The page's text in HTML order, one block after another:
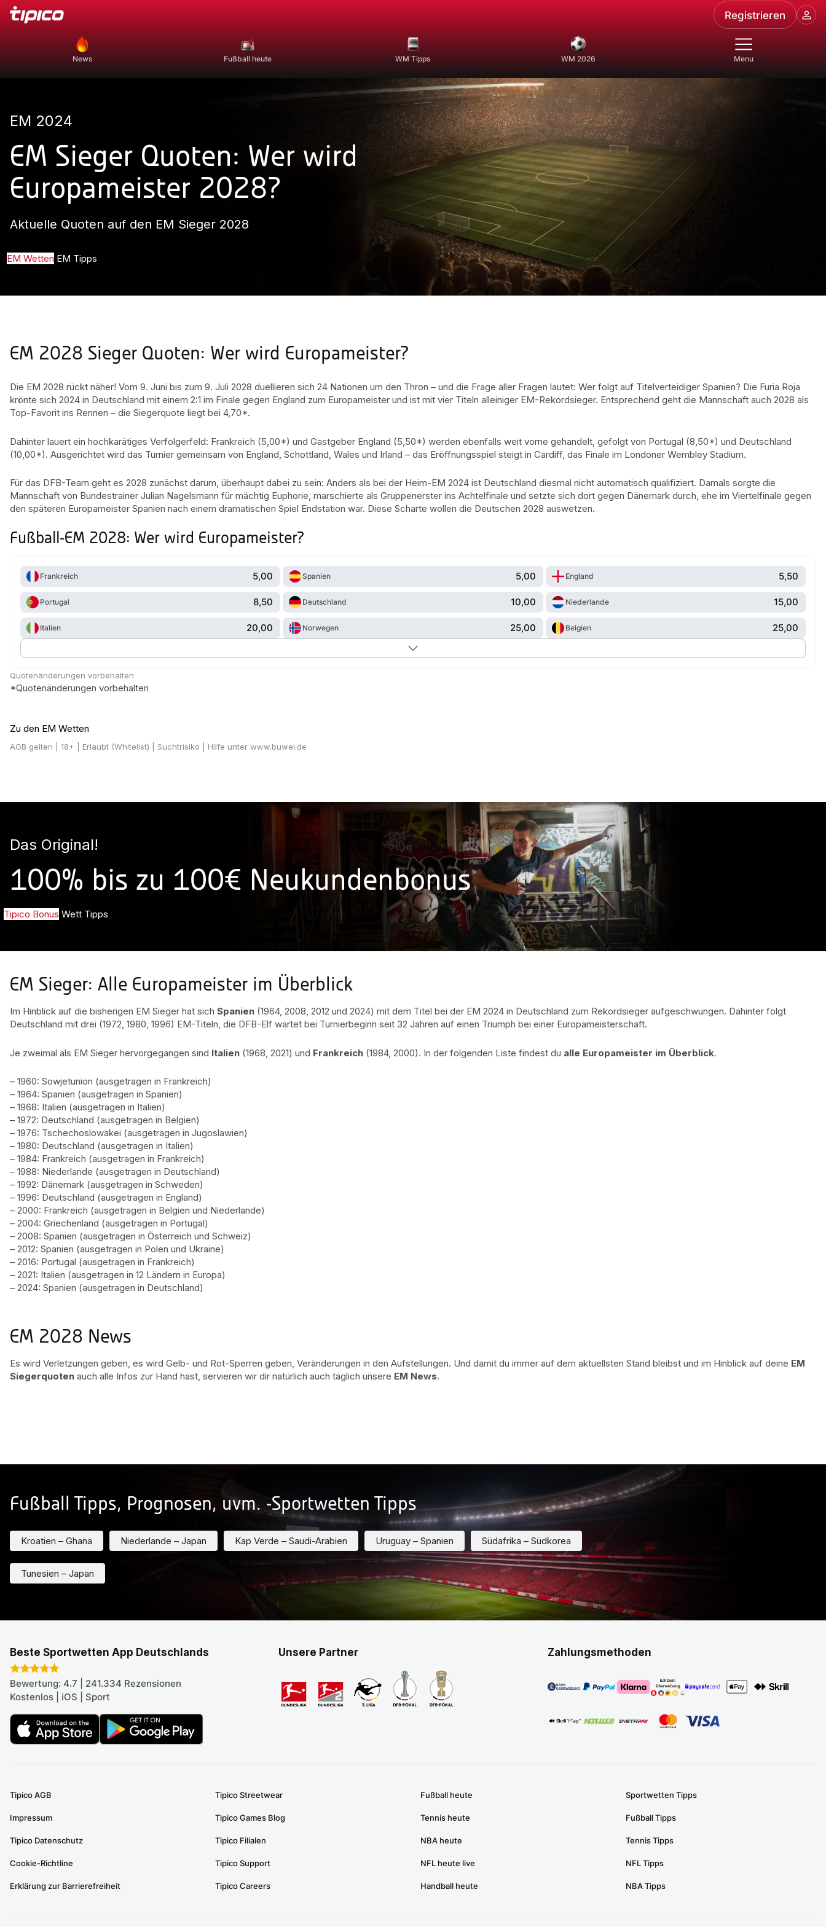
Registrieren
News Fußball heute WM Tipps WM 2026 Menu
EM 2024
EM Sieger Quoten: Wer wird
Europameister 2028?
Aktuelle Quoten auf den EM Sieger 2028
EM Wetten EM Tipps
EM 2028 Sieger Quoten: Wer wird Europameister?
Die EM 2028 rückt näher! Vom 9. Juni bis zum 9. Juli 2028 duellieren sich 24 Nationen um den Thron – und die Frage aller Fragen lautet: Wer folgt auf Titelverteidiger Spanien? Die Furia Roja
krönte sich 2024 in Deutschland mit einem 2:1 im Finale gegen England zum Europameister und ist mit vier Titeln alleiniger EM-Rekordsieger. Entsprechend geht die Mannschaft auch 2028 als
Top-Favorit ins Rennen – die Siegerquote liegt bei 4,70*.
Dahinter lauert ein hochkarätiges Verfolgerfeld: Frankreich (5,00*) und Gastgeber England (5,50*) werden ebenfalls weit vorne gehandelt, gefolgt von Portugal (8,50*) und Deutschland
(10,00*). Ausgerichtet wird das Turnier gemeinsam von England, Schottland, Wales und Irland – das Eröffnungsspiel steigt in Cardiff, das Finale im Londoner Wembley Stadium.
Für das DFB-Team geht es 2028 zunächst darum, überhaupt dabei zu sein: Anders als bei der Heim-EM 2024 ist Deutschland diesmal nicht automatisch qualifiziert. Damals sorgte die
Mannschaft von Bundestrainer Julian Nagelsmann für mächtig Euphorie, marschierte als Gruppenerster ins Achtelfinale und setzte sich dort gegen Dänemark durch, ehe im Viertelfinale gegen
den späteren Europameister Spanien nach einem dramatischen Spiel Endstation war. Diese Scharte wollen die Deutschen 2028 auswetzen.
Fußball-EM 2028: Wer wird Europameister?
Frankreich 5,00 Spanien 5,00 England 5,50
Portugal 8,50 Deutschland 10,00 Niederlande 15,00
Italien 20,00 Norwegen 25,00 Belgien 25,00
Quotenänderungen vorbehalten
*Quotenänderungen vorbehalten
Zu den EM Wetten
AGB gelten | 18+ | Erlaubt (Whitelist) | Suchtrisiko | Hilfe unter www.buwei.de
Das Original!
100% bis zu 100€ Neukundenbonus
Tipico Bonus Wett Tipps
EM Sieger: Alle Europameister im Überblick
Im Hinblick auf die bisherigen EM Sieger hat sich Spanien (1964, 2008, 2012 und 2024) mit dem Titel bei der EM 2024 in Deutschland zum Rekordsieger aufgeschwungen. Dahinter folgt
Deutschland mit drei (1972, 1980, 1996) EM-Titeln, die DFB-Elf wartet bei Turnierbeginn seit 32 Jahren auf einen Triumph bei einer Europameisterschaft.
Je zweimal als EM Sieger hervorgegangen sind Italien (1968, 2021) und Frankreich (1984, 2000). In der folgenden Liste findest du alle Europameister im Überblick.
– 1960: Sowjetunion (ausgetragen in Frankreich)
– 1964: Spanien (ausgetragen in Spanien)
– 1968: Italien (ausgetragen in Italien)
– 1972: Deutschland (ausgetragen in Belgien)
– 1976: Tschechoslowakei (ausgetragen in Jugoslawien)
– 1980: Deutschland (ausgetragen in Italien)
– 1984: Frankreich (ausgetragen in Frankreich)
– 1988: Niederlande (ausgetragen in Deutschland)
– 1992: Dänemark (ausgetragen in Schweden)
– 1996: Deutschland (ausgetragen in England)
– 2000: Frankreich (ausgetragen in Belgien und Niederlande)
– 2004: Griechenland (ausgetragen in Portugal)
– 2008: Spanien (ausgetragen in Österreich und Schweiz)
– 2012: Spanien (ausgetragen in Polen und Ukraine)
– 2016: Portugal (ausgetragen in Frankreich)
– 2021: Italien (ausgetragen in 12 Ländern in Europa)
– 2024: Spanien (ausgetragen in Deutschland)
EM 2028 News
Es wird Verletzungen geben, es wird Gelb- und Rot-Sperren geben, Veränderungen in den Aufstellungen. Und damit du immer auf dem aktuellsten Stand bleibst und im Hinblick auf deine EM
Siegerquoten auch alle Infos zur Hand hast, servieren wir dir natürlich auch täglich unsere EM News.
Fußball Tipps, Prognosen, uvm. -Sportwetten Tipps
Kroatien – Ghana Niederlande – Japan Kap Verde – Saudi-Arabien Uruguay – Spanien Südafrika – Südkorea
Tunesien – Japan
Beste Sportwetten App Deutschlands
Bewertung: 4.7 | 241.334 Rezensionen
Kostenlos | iOS | Sport
Unsere Partner Zahlungsmethoden
Tipico AGB
Impressum
Tipico Datenschutz
Cookie-Richtline
Erklärung zur Barrierefreiheit
Tipico Streetwear
Tipico Games Blog
Tipico Filialen
Tipico Support
Tipico Careers
Fußball heute
Tennis heute
NBA heute
NFL heute live
Handball heute
Sportwetten Tipps
Fußball Tipps
Tennis Tipps
NFL Tipps
NBA Tipps